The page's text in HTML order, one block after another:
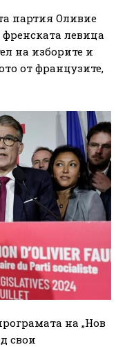
партия Оливие
левица
на изборите и
от французите,
на „Нов
свои